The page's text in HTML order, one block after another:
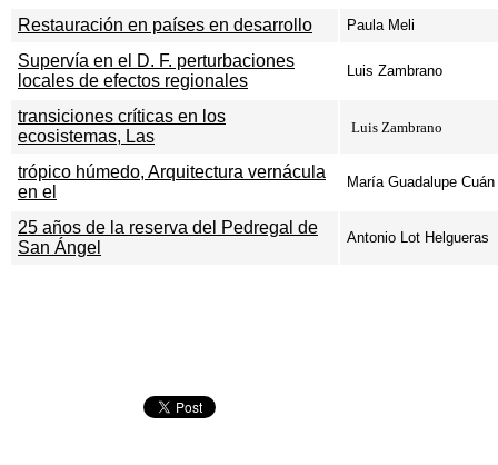
Restauración en países en desarrollo Paula Meli
Supervía en el D. F. perturbaciones
locales de efectos regionales
Luis Zambrano
transiciones críticas en los
ecosistemas, Las
Luis Zambrano
trópico húmedo, Arquitectura vernácula
en el
María Guadalupe
25 años de la reserva del Pedregal de
San Ángel
Antonio Lot Helgueras